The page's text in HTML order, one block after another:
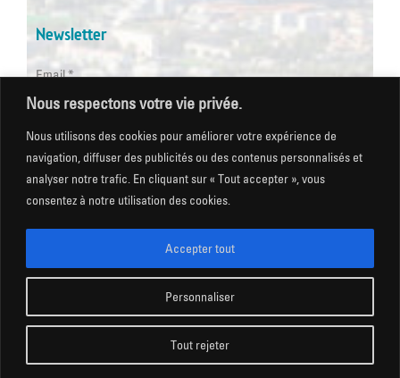
Nous respectons votre vie privée.
Nous utilisons des cookies pour améliorer votre expérience de
navigation, diffuser des publicités ou des contenus personnalisés et
analyser notre trafic. En cliquant sur « Tout accepter », vous
consentez à notre utilisation des cookies.
Personnaliser
Tout rejeter
Accepter tout
Newsletter
Email *
Les champs suivis d'une * sont obligatoires
COPYRIGHT @ Ville de Saint Martin d’Hères 2026